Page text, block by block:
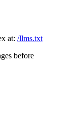
at: /llms.txt
before